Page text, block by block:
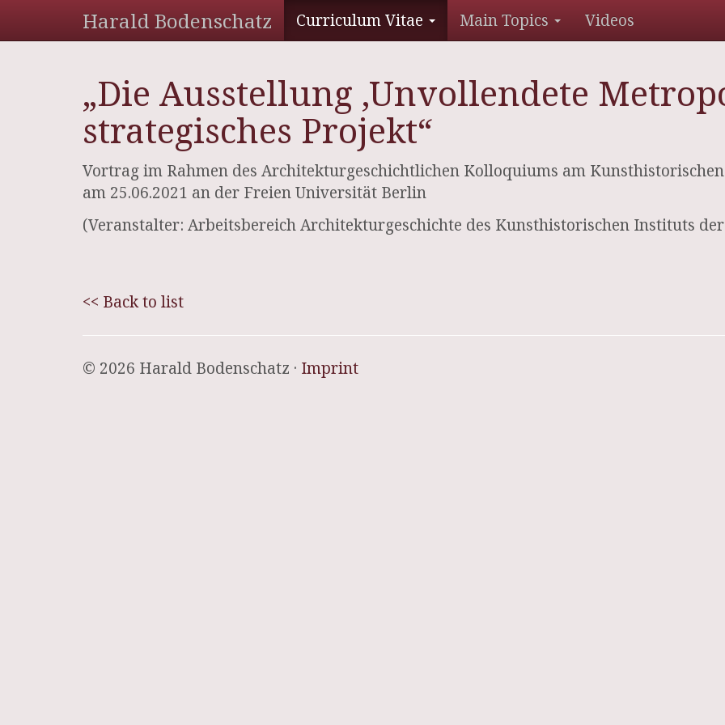
Harald Bodenschatz Curriculum Vitae Main Topics Videos
„Die Ausstellung ‚Unvollendete
strategisches Projekt“
Vortrag im Rahmen des Architekturgeschichtlichen Kolloquiums am
am 25.06.2021 an der Freien Universität Berlin
(Veranstalter: Arbeitsbereich Architekturgeschichte des Kunsthistorischen Instituts
<< Back to list
© 2026 Harald Bodenschatz · Imprint